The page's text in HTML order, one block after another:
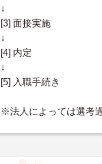
↓
[3] 面接実施
↓
[4] 内定
↓
[5] 入職手続き
※法人によっては選考